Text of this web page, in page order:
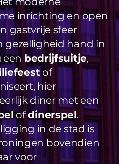
inrichting en open
gastvrije sfeer
gezelligheid hand in
een bedrijfsuitje,
of
hier
diner met een
ofdinerspel.
in de stad is
bovendien
voor